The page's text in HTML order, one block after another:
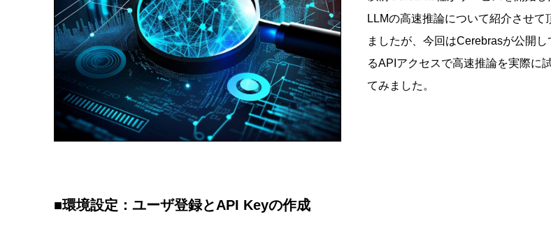
LLMの高速推論について紹介させて
ましたが、今回はCerebrasが公開し
るAPIアクセスで高速推論を実際に
てみました。
■環境設定：ユーザ登録とAPI Keyの作成